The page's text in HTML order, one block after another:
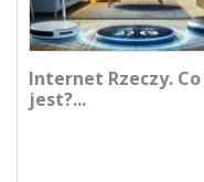
Internet Rzeczy.
jest?...